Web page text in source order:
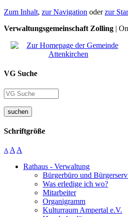
Zum Inhalt, zur Navigation oderzur
Verwaltungsgemeinschaft Zolling |
VG Suche
suchen
Schriftgröße
A A A
Rathaus - Verwaltung
Bürgerbüro und
Was erledige ich wo?
Mitarbeiter
Organigramm
Kulturraum Ampertal e.V.